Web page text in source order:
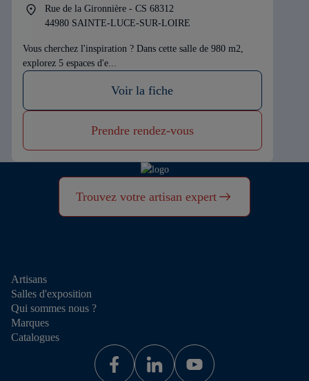
Rue de la Gironnière - CS 68312
44980 SAINTE-LUCE-SUR-LOIRE
Vous cherchez l'inspiration ? Dans cette salle de 980 m2,
explorez 5 espaces d'e...
Voir la fiche
Prendre rendez-vous
Trouvez votre artisan expert
Artisans
Salles d'exposition
Qui sommes nous ?
Marques
Catalogues